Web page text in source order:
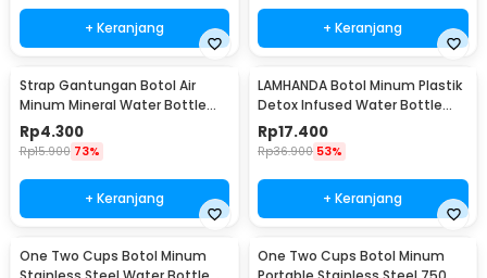
+ Keranjang + Keranjang
Strap Gantungan Botol Air
Minum Mineral Water Bottle
Belt Hanger - 3330
Rp4.300
Rp15.900 73%
+ Keranjang
LAMHANDA Botol Minum Plastik
Detox Infused Water Bottle
BPA Free 1L - QWF236
Rp17.400
Rp36.900 53%
+ Keranjang
One Two Cups Botol Minum
One Two Cups Botol Minum